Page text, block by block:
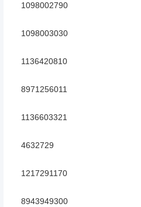
1098002790
1098003030
1136420810
8971256011
1136603321
4632729
1217291170
8943949300